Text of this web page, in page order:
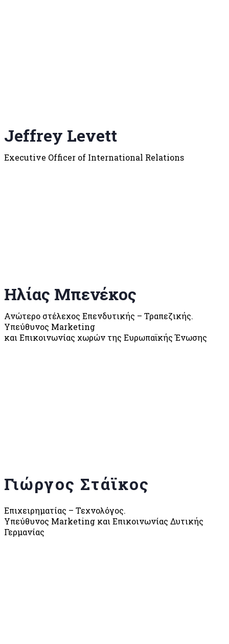
Jeffrey Levett
Executive Officer of International Relations
Ηλίας Μπενέκος
Ανώτερο στέλεχος Επενδυτικής – Τραπεζικής.
Υπεύθυνος Μarketing
και Επικοινωνίας χωρών της Ευρωπαϊκής Ένωσης
Γιώργος Στάϊκος
Επιχειρηματίας – Τεχνολόγος.
Υπεύθυνος Μarketing και Επικοινωνίας Δυτικής
Γερμανίας